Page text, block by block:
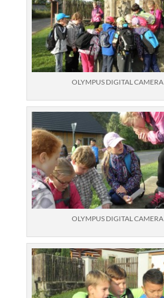
OLYMPUS DIGITAL CAMERA
OLYMPUS DIGITAL CAMERA